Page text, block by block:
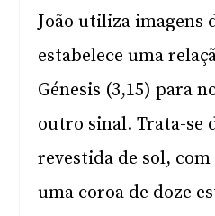
João utiliza imagens
estabelece uma
Génesis (3,15) para
outro sinal. Trata-se
revestida de sol, com
uma coroa de doze